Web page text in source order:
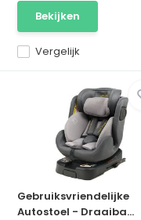
Vergelijk
Bekijken
Gebruiksvriendelijke
Autostoel - Draaiba...